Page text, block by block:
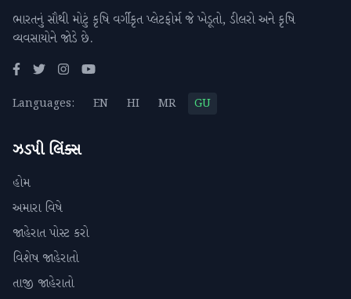
ભારતનું સૌથી મોટું કૃષિ વર્ગીકૃત પ્લેટફોર્મ જે ખેડૂતો, ડીલરો અને કૃષિ
વ્યવસાયોને જોડે છે.
Languages: EN HI MR GU
ઝડપી લિંક્સ
હોમ
અમારા વિષે
જાહેરાત પોસ્ટ કરો
વિશેષ જાહેરાતો
તાજી જાહેરાતો